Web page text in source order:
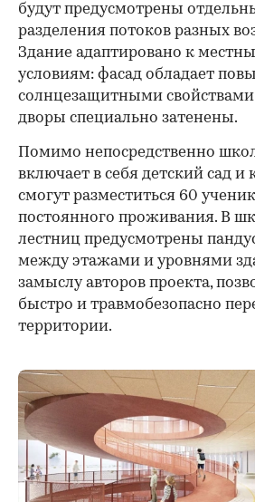
будут предусмотрены
разделения потоков разных
Здание адаптировано к
условиям: фасад обладает
солнцезащитными
дворы специально затенены.
Помимо непосредственно
включает в себя детский сад и
смогут разместиться 60
постоянного проживания. В
лестниц предусмотрены
между этажами и уровнями
замыслу авторов проекта,
быстро и травмобезопасно
территории.